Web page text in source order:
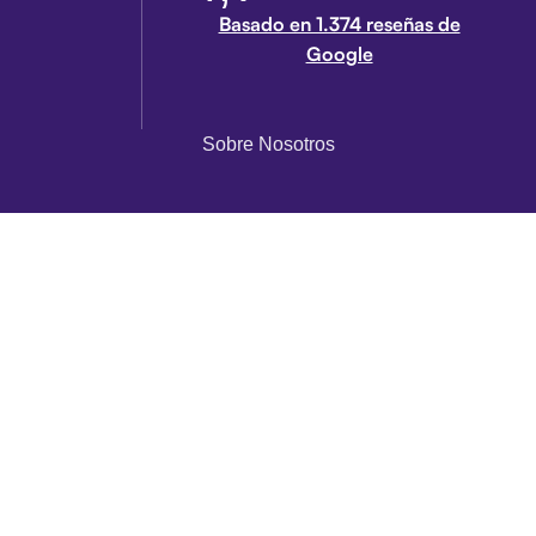
Basado en 1.374 reseñas de
Google
Sobre Nosotros